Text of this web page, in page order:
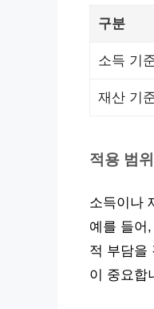
구분
소득 기
재산 기
적용 범
소득이나
예를 들어
적 부담을
이 중요합